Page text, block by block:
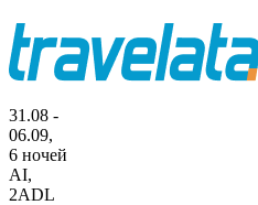
31.08 -
06.09,
6 ночей
AI,
2ADL